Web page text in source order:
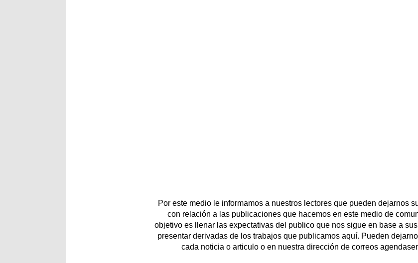
Por este medio le informamos a nuestros lectores que pueden dejarnos
con relación a las publicaciones que hacemos en este medio de
objetivo es llenar las expectativas del publico que nos sigue en base a
presentar derivadas de los trabajos que publicamos aquí. Pueden
cada noticia o articulo o en nuestra dirección de correos